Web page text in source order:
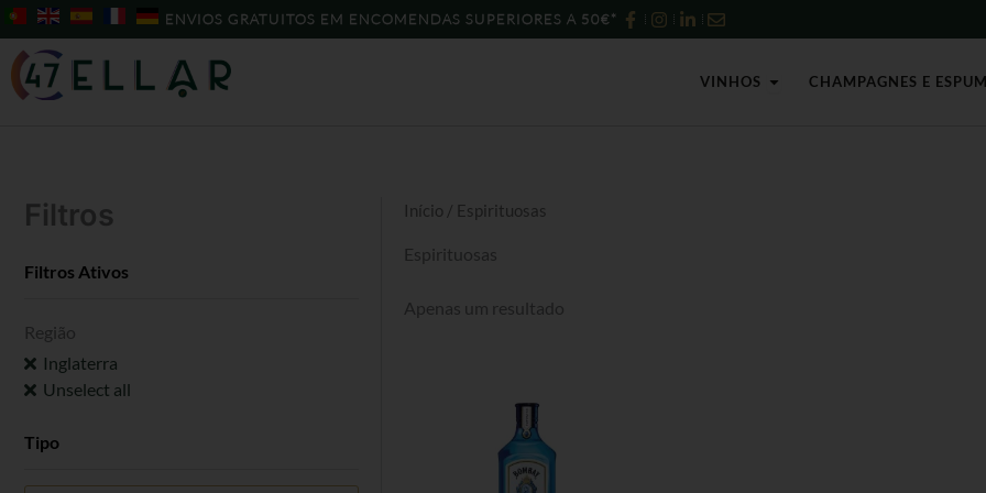
Skip
to
content
ENVIOS GRATUITOS EM ENCOMENDAS SUPERIORES A 50€*
VINHOS Open Vinhos
CHAMPAGNES E
Filtros
Filtros Ativos
Região
Inglaterra
Unselect all
Tipo
Início / Espirituosas
Espirituosas
Apenas um resultado